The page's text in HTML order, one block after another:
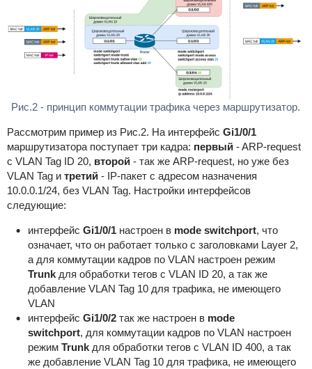
Рис.2 - принцип коммутации трафика через маршрутизатор.
Рассмотрим пример из Рис.2. На интерфейс Gi1/0/1
маршрутизатора поступает три кадра: первый- ARP-request
с VLAN Tag ID 20, второй- так же ARP-request, но уже без
VLAN Tag и третий- IP-пакет с адресом назначения
10.0.0.1/24, без VLAN Tag. Настройки интерфейсов
следующие:
интерфейс Gi1/0/1настроен в mode switchport, что
означает, что он работает только с заголовками Layer 2,
а для коммутации кадров по VLAN настроен режим
Trunkдля обработки тегов с VLAN ID 20, а так же
добавление VLAN Tag 10 для трафика, не имеющего
VLAN
интерфейс Gi1/0/2так же настроен в mode
switchport, для коммутации кадров по VLAN настроен
режим Trunkдля обработки тегов с VLAN ID 400, а так
же добавление VLAN Tag 10 для трафика, не имеющего